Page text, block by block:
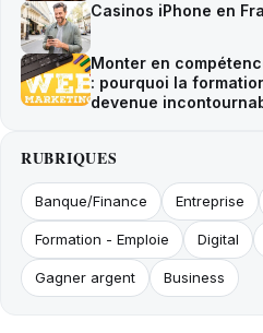
Casinos iPhone en
Monter en
: pourquoi la
devenue
RUBRIQUES
Banque/Finance Entreprise
Formation - Emploie Digital
Gagner argent Business